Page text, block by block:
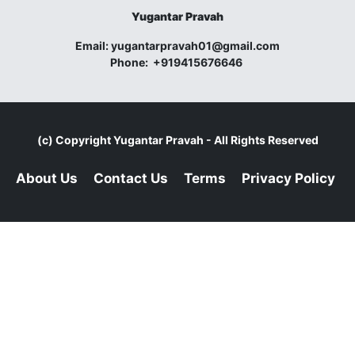
Yugantar Pravah
Email:yugantarpravah01@gmail.com
Phone: +919415676646
(c) CopyrightYugantar Pravah - All Rights Reserved
About Us Contact Us Terms Privacy Policy